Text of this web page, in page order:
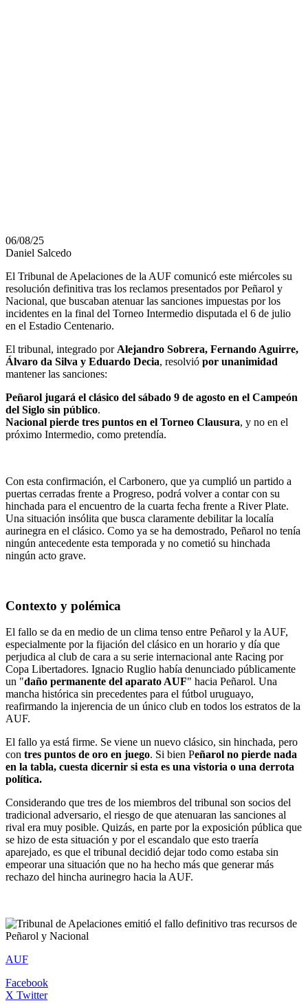
06/08/25
Daniel Salcedo
El Tribunal de Apelaciones de la AUF comunicó este miércoles su
resolución definitiva tras los reclamos presentados por Peñarol y
Nacional, que buscaban atenuar las sanciones impuestas por los
incidentes en la final del Torneo Intermedio disputada el 6 de julio
en el Estadio Centenario.
El tribunal, integrado por Alejandro Sobrera, Fernando Aguirre,
Álvaro da Silva y Eduardo Decia, resolvió por unanimidad
mantener las sanciones:
Peñarol jugará el clásico del sábado 9 de agosto en el Campeón
del Siglo sin público.
Nacional pierde tres puntos en el Torneo Clausura, y no en el
próximo Intermedio, como pretendía.
Con esta confirmación, el Carbonero, que ya cumplió un partido a
puertas cerradas frente a Progreso, podrá volver a contar con su
hinchada para el encuentro de la cuarta fecha frente a River Plate.
Una situación insólita que busca claramente debilitar la localía
aurinegra en el clásico. Como ya se ha demostrado, Peñarol no tenía
ningún antecedente esta temporada y no cometió su hinchada
ningún acto grave.
Contexto y polémica
El fallo se da en medio de un clima tenso entre Peñarol y la AUF,
especialmente por la fijación del clásico en un horario y día que
perjudica al club de cara a su serie internacional ante Racing por
Copa Libertadores. Ignacio Ruglio había denunciado públicamente
un "daño permanente del aparato AUF" hacia Peñarol. Una
mancha histórica sin precedentes para el fútbol uruguayo,
reafirmando la injerencia de un único club en todos los estratos de la
AUF.
El fallo ya está firme. Se viene un nuevo clásico, sin hinchada, pero
con tres puntos de oro en juego. Si bien Peñarol no pierde nada
en la tabla, cuesta dicernir si esta es una vistoria o una derrota
política.
Considerando que tres de los miembros del tribunal son socios del
tradicional adversario, el riesgo de que atenuaran las sanciones al
rival era muy posible. Quizás, en parte por la exposición pública que
se hizo de esta situación y por el escandalo que esto traería
aparejado, es que el tribunal decidió dejar todo como estaba sin
empeorar una situación que no ha hecho más que generar más
rechazo del hincha aurinegro hacia la AUF.
AUF
Facebook
X Twitter